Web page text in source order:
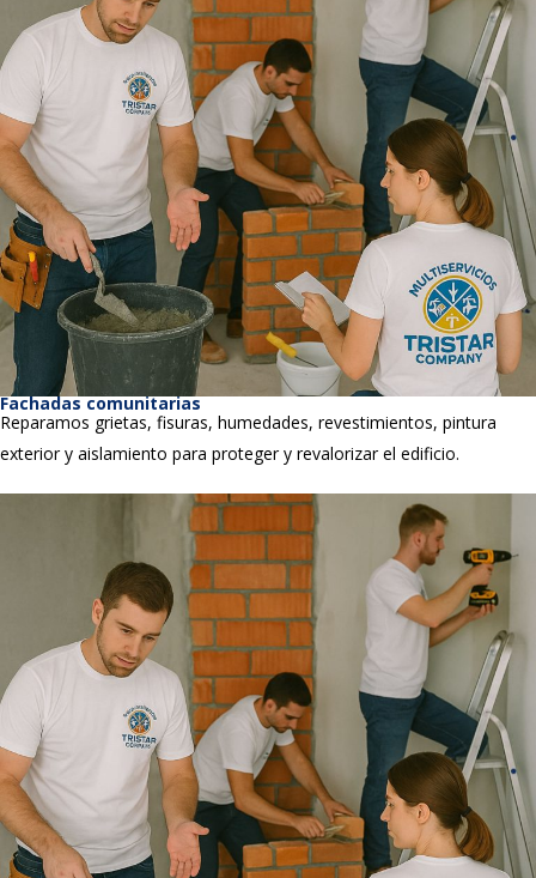
Fachadas comunitarias
Reparamos grietas, fisuras, humedades, revestimientos, pintura
exterior y aislamiento para proteger y revalorizar el edificio.